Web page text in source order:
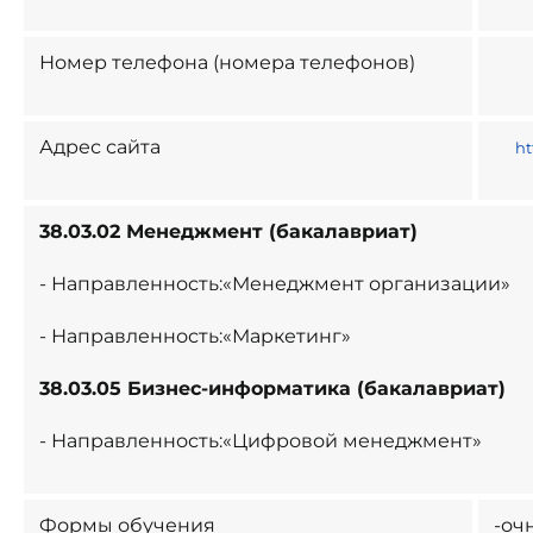
Номер телефона (номера телефонов)
Адрес сайта
38.03.02 Менеджмент (бакалавриат)
- Направленность:«Менеджмент организации»
- Направленность:«Маркетинг»
38.03.05 Бизнес-информатика (бакалавриат)
- Направленность:«Цифровой менеджмент»
Формы обучения -